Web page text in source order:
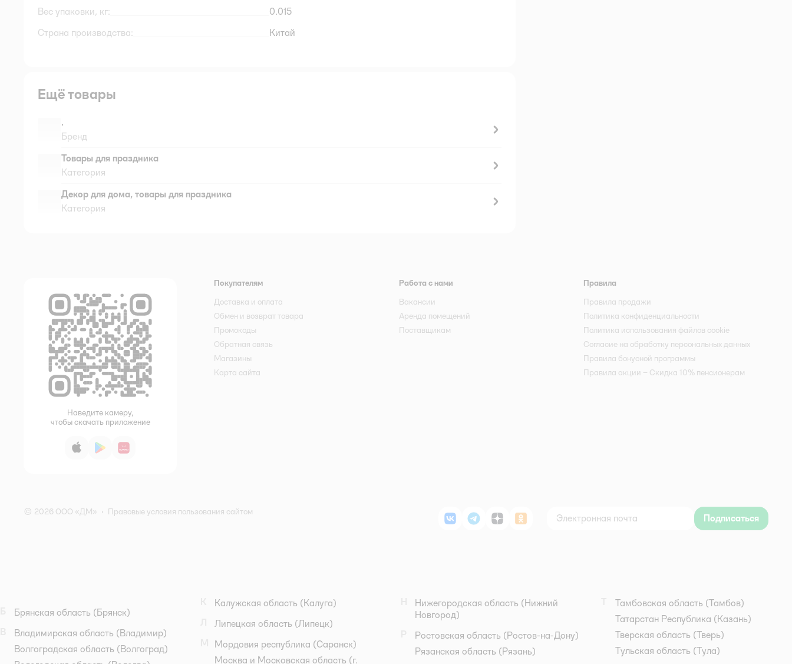
Вес упаковки, кг:
0.015
Страна производства:
Китай
Ещё товары
.
Бренд
Товары для праздника
Категория
Декор для дома, товары для праздника
Категория
Наведите камеру,
чтобы скачать приложение
App StoreGoogle PlayAppGallery
Покупателям
Доставка и оплата
Обмен и возврат товара
Промокоды
Обратная связь
Магазины
Карта сайта
Работа с нами
Вакансии
Аренда помещений
Поставщикам
Правила
Правила продажи
Политика конфиденциальности
Политика использования файлов cookie
Согласие на обработку персональных данных
Правила бонусной программы
Правила акции – Скидка 10% пенсионерам
© 2026 ООО «ДМ» • Правовые условия пользования сайтом
ВКонтакте
TelegramДзен Одноклассники Подписаться
Брянская область (Брянск)
Владимирская область (Владимир)
Волгоградская область (Волгоград)
Калужская область (Калуга)
Липецкая область (Липецк)
Мордовия республика (Саранск)
Москва и Московская область (г.
Нижегородская область (Нижний
Новгород)
Ростовская область (Ростов-на-Дону)
Рязанская область (Рязань)
Тамбовская область (Тамбов)
Татарстан Республика (Казань)
Тверская область (Тверь)
Тульская область (Тула)